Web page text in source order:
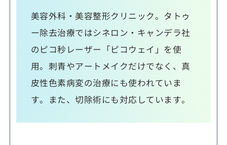
美容外科・美容整形クリニック。タトゥ
ー除去治療ではシネロン・キャンデラ社
のピコ秒レーザー「ピコウェイ」を使
用。刺青やアートメイクだけでなく、真
皮性色素病変の治療にも使われていま
す。また、切除術にも対応しています。